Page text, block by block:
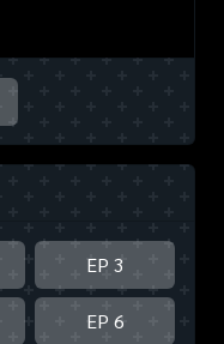
EP 3
EP 6